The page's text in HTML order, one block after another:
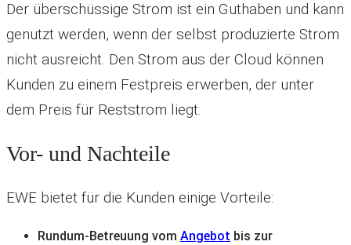
Der überschüssige Strom ist ein Guthaben und kann
genutzt werden, wenn der selbst produzierte Strom
nicht ausreicht. Den Strom aus der Cloud können
Kunden zu einem Festpreis erwerben, der unter
dem Preis für Reststrom liegt.
Vor- und Nachteile
EWE bietet für die Kunden einige Vorteile:
Rundum-Betreuung vom Angebot bis zur